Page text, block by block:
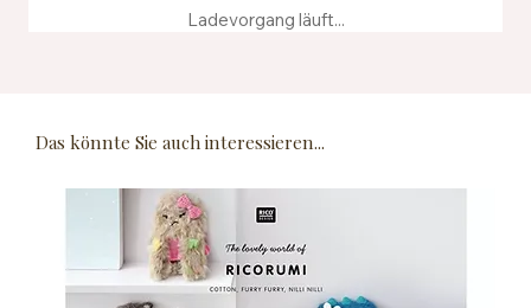
Ladevorgang läuft...
Das könnte Sie auch interessieren...